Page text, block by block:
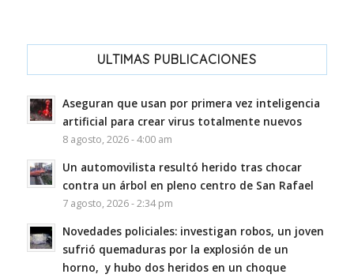
ULTIMAS PUBLICACIONES
Aseguran que usan por primera vez inteligencia
artificial para crear virus totalmente nuevos
8 agosto, 2026 - 4:00 am
Un automovilista resultó herido tras chocar
contra un árbol en pleno centro de San Rafael
7 agosto, 2026 - 2:34 pm
Novedades policiales: investigan robos, un joven
sufrió quemaduras por la explosión de un
horno, y hubo dos heridos en un choque